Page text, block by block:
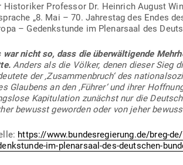
His­to­riker Pro­fessor Dr. Heinrich August
„8. Mai – 70. Jah­restag des Endes
– Gedenk­stunde im Ple­narsaal des
war nicht so, dass die über­wäl­ti­gende
Anders als die Völker, denen dieser Sieg
der ‚Zusam­men­bruch‘ des
Glaubens an den ‚Führer‘ und ihrer
Kapi­tu­lation zunächst nur die
bewusst geworden oder von jeher
https://www.bundesregierung.de/breg-
im-plenarsaal-des-deutschen-